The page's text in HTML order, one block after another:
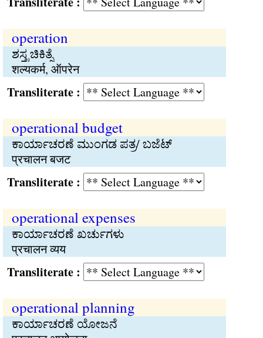
operation
ಶಸ್ತ್ರಚಿಕಿತ್ಸೆ
शल्यकर्म, ऑपरेन
:
operational budget
ಕಾರ್ಯಾಚರಣೆ ಮುಂಗಡ ಪತ್ರ/ ಬಜೆಟ್
प्रचालन बजट
:
operational expenses
ಕಾರ್ಯಾಚರಣೆ ಖರ್ಚುಗಳು
प्रचालन व्यय
:
operational planning
ಕಾರ್ಯಾಚರಣೆ ಯೋಜನೆ